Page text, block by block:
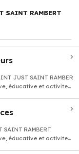
SAINT RAMBERT
JUST SAINT RAMBERT
éducative et activites
SAINT RAMBERT
éducative et activites